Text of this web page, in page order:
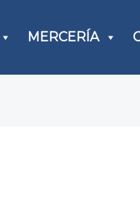
MERCERÍA